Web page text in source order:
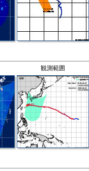
観測範囲